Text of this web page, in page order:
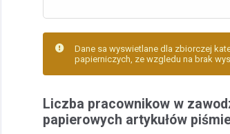
Dane sa wyswietlane dla zbiorczej
papierniczych, ze wzgledu na brak
Liczba pracownikow w
papierowych artykułów